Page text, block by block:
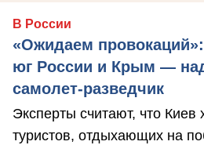
В России
«Ожидаем провокаций»:
юг России и Крым —
самолет-разведчик
Эксперты считают, что Киев
туристов, отдыхающих на